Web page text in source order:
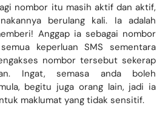
nombor itu masih aktif dan aktif,
berulang kali. Ia adalah
Anggap ia sebagai nombor
keperluan SMS sementara
nombor tersebut sekerap
Ingat, semasa anda boleh
begitu juga orang lain, jadi ia
maklumat yang tidak sensitif.